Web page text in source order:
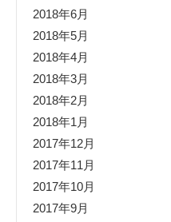
2018年6月
2018年5月
2018年4月
2018年3月
2018年2月
2018年1月
2017年12月
2017年11月
2017年10月
2017年9月